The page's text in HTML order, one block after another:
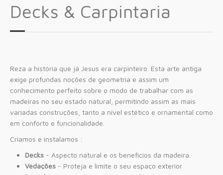
Decks & Carpintaria
Reza a história que já Jesus era carpinteiro. Esta arte antiga
exige profundas noções de geometria e assim um
conhecimento perfeito sobre o modo de trabalhar com as
madeiras no seu estado natural, permitindo assim as mais
variadas construções, tanto a nível estético e ornamental como
em conforto e funcionalidade.
Criamos e instalamos :
Decks - Aspecto natural e os benefícios da madeira.
Vedações - Proteja e limite o seu espaço exterior